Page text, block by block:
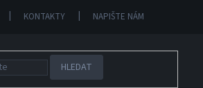
KONTAKTY NAPIŠTE NÁM
HLEDAT